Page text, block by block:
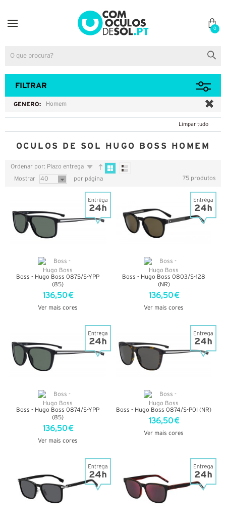
0
FILTRAR
GENERO: Homem
Limpar tudo
OCULOS DE SOL HUGO BOSS HOMEM
Ordenar por: Plazo entrega
Mostrar 40 por página 75 produtos
Boss - Hugo Boss 0875/S-YPP
(85)
136,50 €
Ver mais cores
Boss - Hugo Boss 0803/S-128
(NR)
136,50 €
Ver mais cores
Boss - Hugo Boss 0874/S-YPP
(85)
136,50 €
Ver mais cores
Boss - Hugo Boss 0874/S-P0I (NR)
136,50 €
Ver mais cores